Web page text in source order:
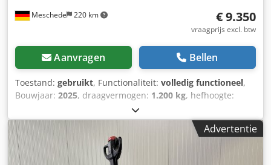
Meschede 220 km € 9.350
vraagprijs excl. btw
Aanvragen Bellen
Toestand: gebruikt, Functionaliteit: volledig functioneel,
Bouwjaar: 2025, draagvermogen: 1.200 kg, hefhoogte:
120 mm
mm, vorklengte:1.150 mm, Palletwagen Laadcentrum: 600
Vorkbreedte: 180 mm Cedowkk Iyopfx Agmorf Vorkdikte: 60
mm Technische staat: Nieuw Accuspanning: 24V Batterij
Ah: 225Ah
Advertentie